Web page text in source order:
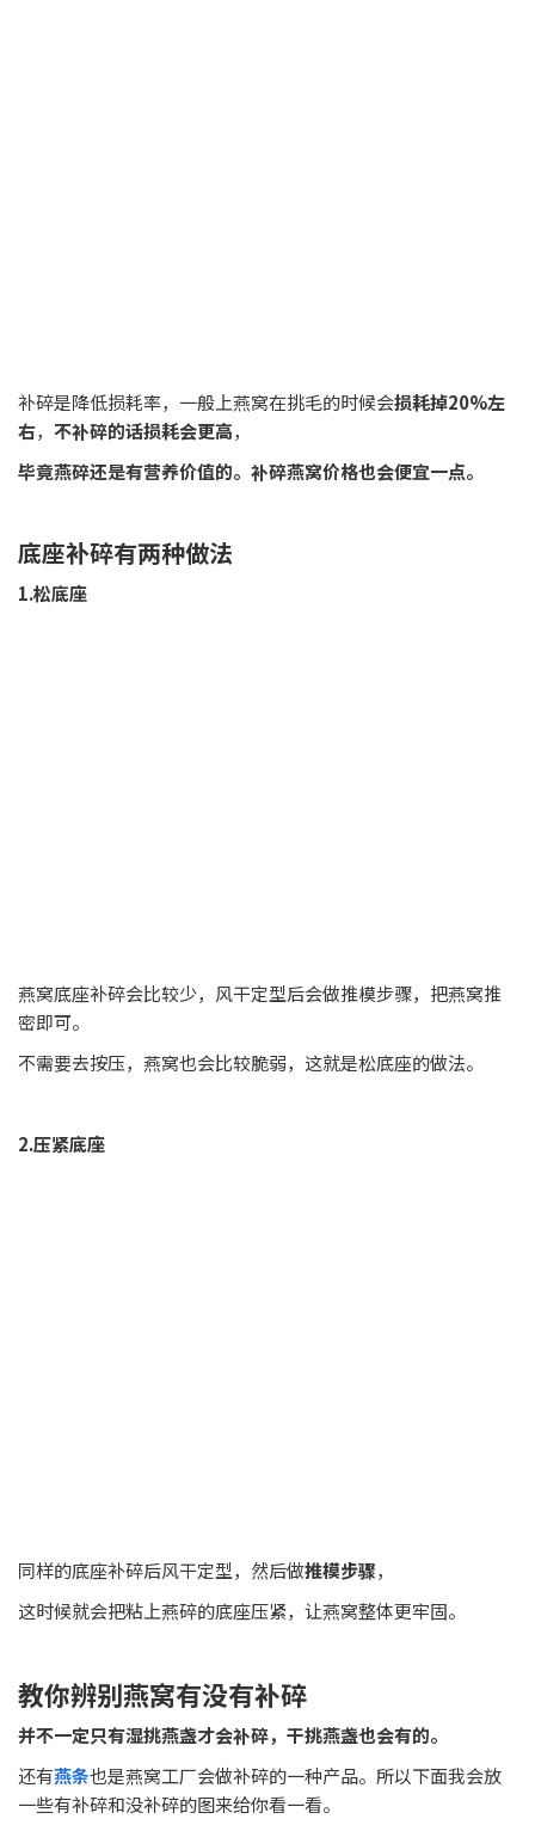
补碎是降低损耗率，一般上燕窝在挑毛的时候会损耗掉20%左
右， 不补碎的话损耗会更高，
毕竟燕碎还是有营养价值的。补碎燕窝价格也会便宜一点。
底座补碎有两种做法
1.松底座
燕窝底座补碎会比较少，风干定型后会做推模步骤，把燕窝推
密即可。
不需要去按压，燕窝也会比较脆弱，这就是松底座的做法。
2.压紧底座
同样的底座补碎后风干定型，然后做推模步骤，
这时候就会把粘上燕碎的底座压紧，让燕窝整体更牢固。
教你辨别燕窝有没有补碎
并不一定只有湿挑燕盏才会补碎，干挑燕盏也会有的。
还有燕条也是燕窝工厂会做补碎的一种产品。所以下面我会放
一些有补碎和没补碎的图来给你看一看。